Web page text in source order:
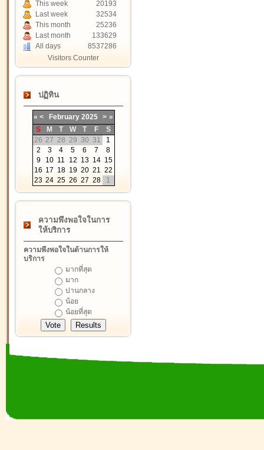
This week
20193
Last week
32534
This month
25236
Last month
133629
All days
8537286
Visitors Counter
ปฏิทิน
« < February 2025 > »
S
M T W T F
S
26 27 28 29 30 31
1
2
3 4 5 6 7
8
9
10 11 12 13 14 15
16 17 18 19 20 21 22
23 24 25 26 27 28 1
ความพึงพอใจในการ
ให้บริการ
ความพึงพอใจในด้านการให้
บริการ
มากที่สุด
มาก
ปานกลาง
น้อย
น้อยที่สุด